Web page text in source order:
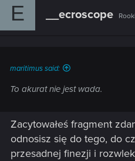
E __ecroscope
maritimus said:
To akurat nie jest wada.
Zacytowałeś fragment
odnosisz się do tego, do
przesadnej finezji i